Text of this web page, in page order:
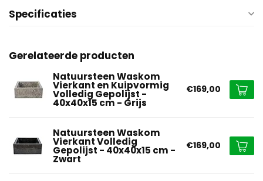
Specificaties
Gerelateerde producten
Natuursteen Waskom
Vierkant en Kuipvormig
Volledig Gepolijst -
40x40x15 cm - Grijs
€169,00
Natuursteen Waskom
Vierkant Volledig
Gepolijst - 40x40x15 cm -
Zwart
€169,00